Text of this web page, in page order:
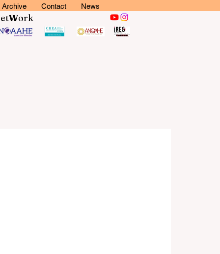
Archive Contact News
etWork